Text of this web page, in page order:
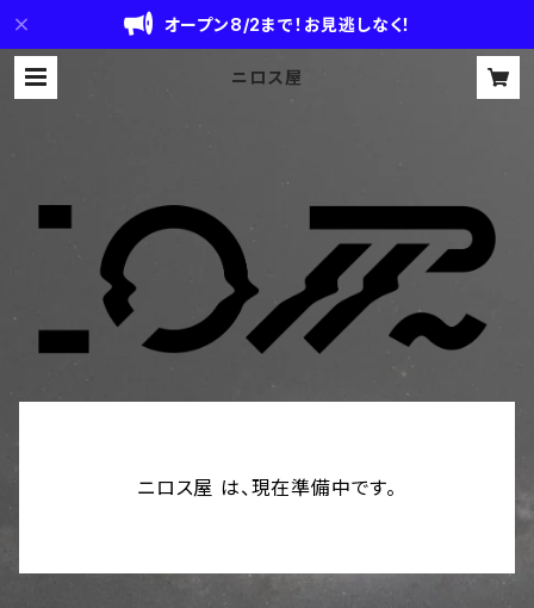
オープン8/2まで！お見逃しなく！
ニロス屋
ニロス屋 は、現在準備中です。